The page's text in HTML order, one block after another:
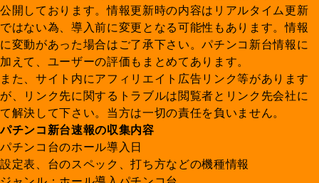
公開しております。情報更新時の内容はリアルタイム更新
ではない為、導入前に変更となる可能性もあります。情報
に変動があった場合はご了承下さい。パチンコ新台情報に
加えて、ユーザーの評価もまとめてあります。
また、サイト内にアフィリエイト広告リンク等があります
が、リンク先に関するトラブルは閲覧者とリンク先会社に
て解決して下さい。当方は一切の責任を負いません。
パチンコ新台速報の収集内容
パチンコ台のホール導入日
設定表、台のスペック、打ち方などの機種情報